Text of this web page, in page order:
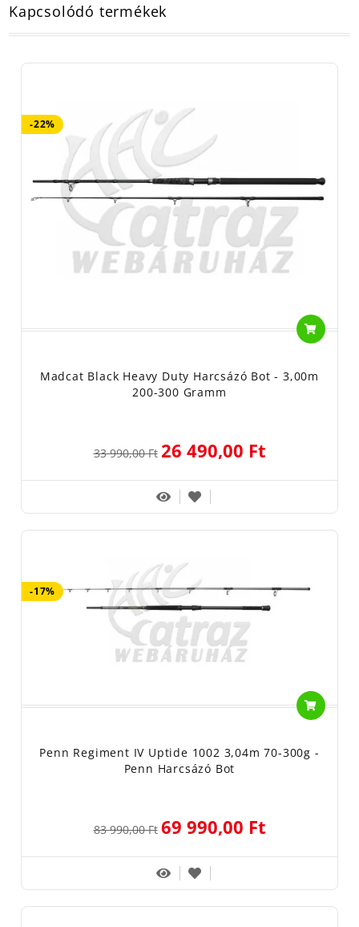
Kapcsolódó termékek
-22%
Madcat Black Heavy Duty Harcsázó Bot - 3,00m
200-300 Gramm
33 990,00 Ft 26 490,00 Ft
-17%
Penn Regiment IV Uptide 1002 3,04m 70-300g -
Penn Harcsázó Bot
83 990,00 Ft 69 990,00 Ft